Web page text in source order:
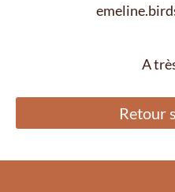
A
Retour